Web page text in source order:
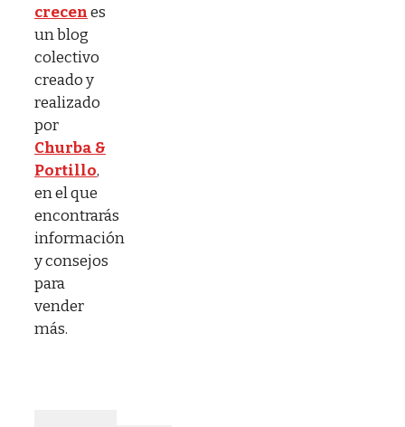
crecenes
un blog
colectivo
creado y
realizado
por
Churba &
Portillo,
en el que
encontrarás
información
y consejos
para
vender
más.